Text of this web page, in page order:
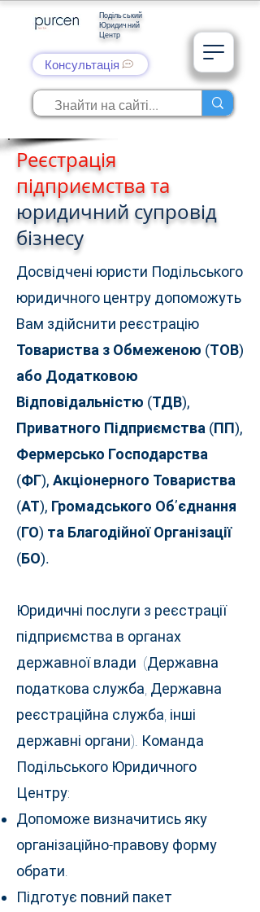
Подільський
Юридичний
Центр
Консультація
Реєстрація
підприємства та
юридичний супровід
бізнесу
Досвідчені юристи Подільського
юридичного центру допоможуть
Вам здійснити реєстрацію
Товариства з Обмеженою (ТОВ)
або Додатковою
Відповідальністю (ТДВ),
Приватного Підприємства (ПП),
Фермерсько Господарства
(ФГ), Акціонерного Товариства
(АТ), Громадського Об’єднання
(ГО) та Благодійної Організації
(БО).
Юридичні послуги з реєстрації
підприємства в органах
державної влади (Державна
податкова служба, Державна
реєстраційна служба, інші
державні органи). Команда
Подільського Юридичного
Центру:
Допоможе визначитись яку
організаційно-правову форму
обрати.
Підготує повний пакет